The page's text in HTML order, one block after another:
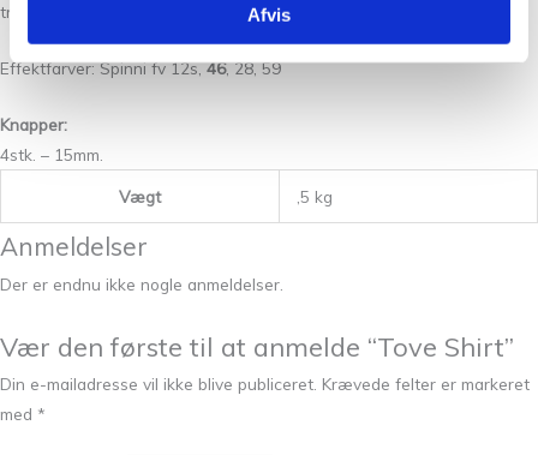
Afvis
tråd.
25g Silk Mohair, Isager (212m/25g) – To tråde sammen.
Effektfarver: Spinni fv 12s,46, 28, 59
Knapper:
4stk. – 15mm.
Vægt ,5 kg
Anmeldelser
Der er endnu ikke nogle anmeldelser.
Vær den første til at anmelde “Tove Shirt”
Din e-mailadresse vil ikke blive publiceret. Krævede felter er markeret
med *